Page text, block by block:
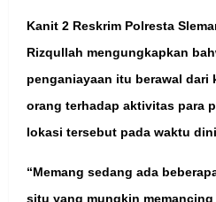
Kanit 2 Reskrim Polresta
Rizqullah mengungkapkan
penganiayaan itu berawal dari
orang terhadap aktivitas para
lokasi tersebut pada waktu
“Memang sedang ada
situ yang mungkin